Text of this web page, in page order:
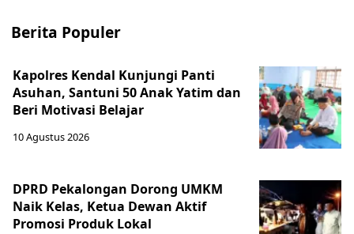
Berita Populer
Kapolres Kendal Kunjungi Panti
Asuhan, Santuni 50 Anak Yatim dan
Beri Motivasi Belajar
10 Agustus 2026
DPRD Pekalongan Dorong UMKM
Naik Kelas, Ketua Dewan Aktif
Promosi Produk Lokal